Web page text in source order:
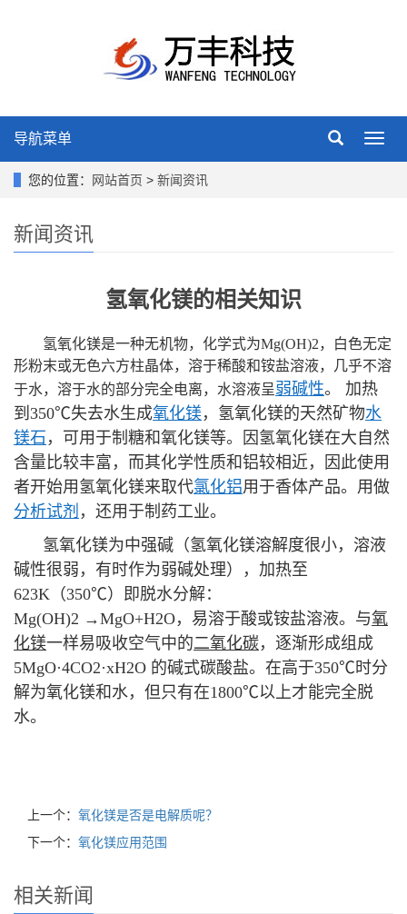
导航菜单
您的位置： 网站首页 > 新闻资讯
新闻资讯
氢氧化镁的相关知识
氢氧化镁是一种无机物，化学式为Mg(OH)2，
白色无定
形粉末或无色六方柱晶体，溶于稀酸和铵盐溶液，几乎不溶
于水，溶于水的部分完全电离，水溶液呈弱碱性。 加热
到350℃失去水生成氧化镁，氢氧化镁的天然矿物水
镁石 ，可用于制糖和氧化镁等。因氢氧化镁在大自然
含量比较丰富，而其化学性质和铝较相近，因此使用
者开始用氢氧化镁来取代氯化铝用于香体产品。用做
分析试剂 ，还用于制药工业。
氢氧化镁为中强碱（氢氧化镁溶解度很小，溶液
碱性很弱，有时作为弱碱处理），加热至
623K（350℃）即脱水分解：
Mg(OH)2 →MgO+H2O，易溶于酸或铵盐溶液。与氧
化镁一样易吸收空气中的二氧化碳，逐渐形成组成
5MgO·4CO2·xH2O 的碱式碳酸盐。在高于350℃时分
解为氧化镁和水，但只有在1800℃以上才能完全脱
水。
上一个： 氧化镁是否是电解质呢？
下一个： 氧化镁应用范围
相关新闻